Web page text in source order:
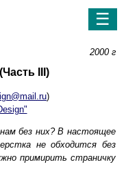
☰
2000 г
III)
)
без них? В настоящее
не обходится без
примирить страничку